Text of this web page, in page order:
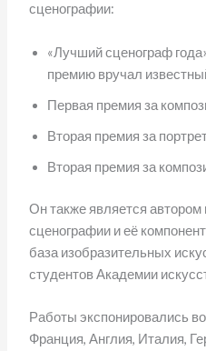
сценографии:
«Лучший сценограф
премию вручал
Первая премия за
Вторая премия за
Вторая премия за
Он также является
сценографии и её
база изобразительных
студентов Академии
Работы экспонировались
Франция, Англия, Италия,